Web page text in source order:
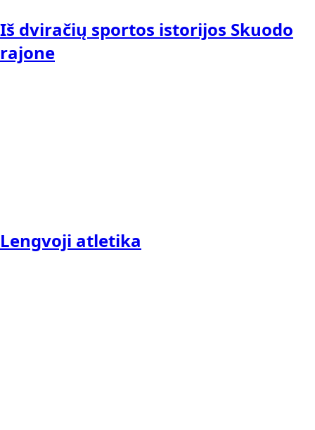
Iš dviračių sportos istorijos Skuodo
rajone
Lengvoji atletika